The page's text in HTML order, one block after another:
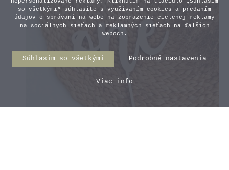
so všetkými“ súhlasíte s využívaním cookies a predaním
údajov o správaní na webe na zobrazenie cielenej reklamy
na sociálnych sieťach a reklamných sieťach na ďalších
weboch.
Súhlasím so všetkými Podrobné nastavenia
Viac info